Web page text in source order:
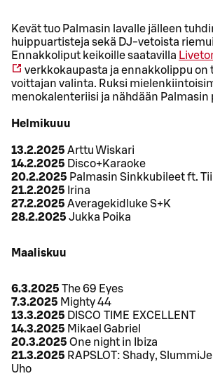
Kevät tuo Palmasin lavalle jälleen
huippuartisteja sekä DJ-vetoista
Ennakkoliput keikoille saatavilla
verkkokaupasta ja ennakkolippu on
voittajan valinta. Ruksi
menokalenteriisi ja nähdään Palmasin
Helmikuuu
13.2.2025 Arttu Wiskari
14.2.2025 Disco+Karaoke
20.2.2025 Palmasin Sinkkubileet ft.
21.2.2025 Irina
27.2.2025 Averagekidluke S+K
28.2.2025 Jukka Poika
Maaliskuu
6.3.2025 The 69 Eyes
7.3.2025 Mighty 44
13.3.2025 DISCO TIME EXCELLENT
14.3.2025 Mikael Gabriel
20.3.2025 One night in Ibiza
21.3.2025 RAPSLOT: Shady,
Uho